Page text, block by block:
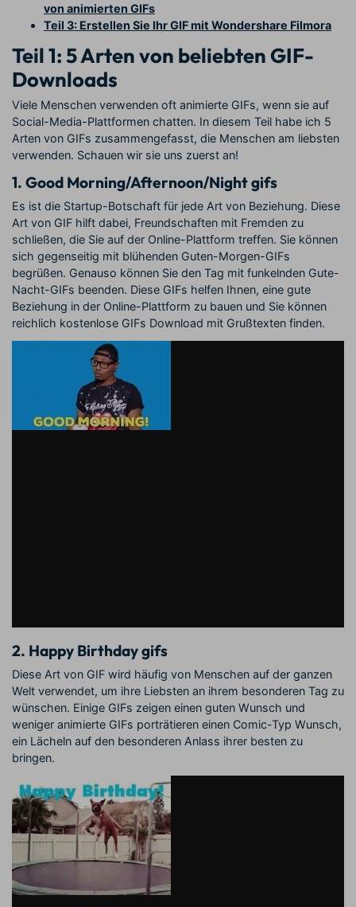
von animierten GIFs
Teil 3: Erstellen Sie Ihr GIF mit Wondershare Filmora
Teil 1: 5 Arten von beliebten GIF-
Downloads
Viele Menschen verwenden oft animierte GIFs, wenn sie auf
Social-Media-Plattformen chatten. In diesem Teil habe ich 5
Arten von GIFs zusammengefasst, die Menschen am liebsten
verwenden. Schauen wir sie uns zuerst an!
1. Good Morning/Afternoon/Night gifs
Es ist die Startup-Botschaft für jede Art von Beziehung. Diese
Art von GIF hilft dabei, Freundschaften mit Fremden zu
schließen, die Sie auf der Online-Plattform treffen. Sie können
sich gegenseitig mit blühenden Guten-Morgen-GIFs
begrüßen. Genauso können Sie den Tag mit funkelnden Gute-
Nacht-GIFs beenden. Diese GIFs helfen Ihnen, eine gute
Beziehung in der Online-Plattform zu bauen und Sie können
reichlich kostenlose GIFs Download mit Grußtexten finden.
2. Happy Birthday gifs
Diese Art von GIF wird häufig von Menschen auf der ganzen
Welt verwendet, um ihre Liebsten an ihrem besonderen Tag zu
wünschen. Einige GIFs zeigen einen guten Wunsch und
weniger animierte GIFs porträtieren einen Comic-Typ Wunsch,
ein Lächeln auf den besonderen Anlass ihrer besten zu
bringen.